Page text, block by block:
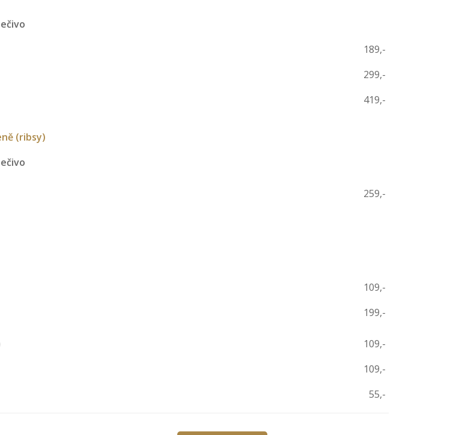
189,-
299,-
419,-
(ribsy)
259,-
109,-
199,-
109,-
109,-
55,-